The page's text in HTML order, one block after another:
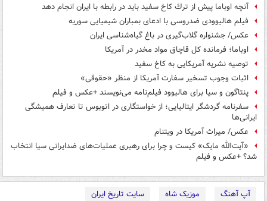
آنچه اوباما پیش از ترك كاخ سفيد باید در رابطه با ایران انجام دهد
فیلم هالیوودی ضدروسی با ادعای بمباران شیمیایی سوریه
عکس/ جشنواره گلاب‌گیری در باغ گیاه‌شناسی ایران
اوباما؛ فرمانده کل قاچاق مواد مخدر در آمریکا
توصیه نشریه آمریکایی به کاخ سفید
اثبات وجوب تسخیر سفارت آمریکا از منظر «حقوقی»
پنتاگون و سیا برای هالیوود فیلم‌نامه می‌نویسند +عکس و فیلم
سفرنامه گردشگر ایتالیایی؛ از خواستگاری در اتوبوس تا تعارف‌ همیشگی
ایرانی‌ها
عکس/ میراث آمریکا در ویتنام
«آیت‌الله مایک» کیست و چرا برای رهبری عملیات‌های ضدایرانی سیا انتخاب
شد؟ +عکس و فیلم
آپ آهنگ موزیک شاه
سایت تاریخ ایران